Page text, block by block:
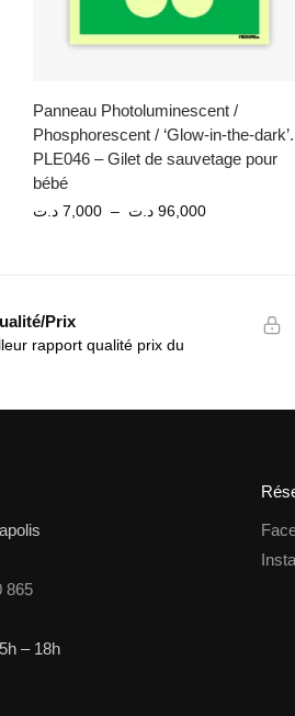
Panneau Photoluminescent /
Phosphorescent / ‘Glow-in-the-dark’.
PLE046 – Gilet de sauvetage pour
bébé
7,000 د.ت – 96,000 د.ت
Prix
rapport qualité prix du
865
– 18h